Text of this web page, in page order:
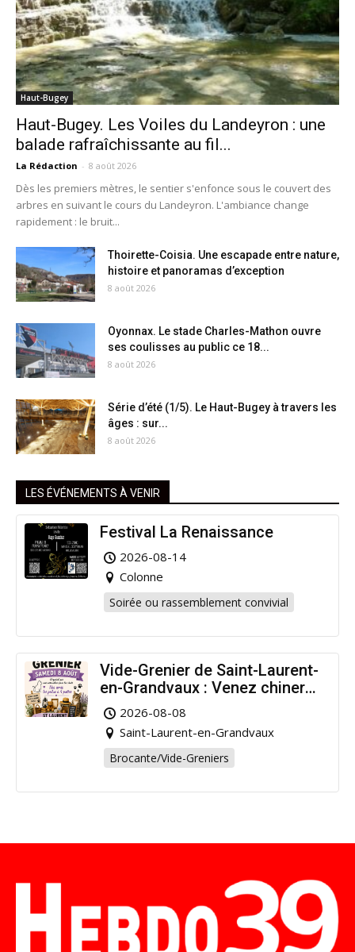
Haut-Bugey
Haut-Bugey. Les Voiles du Landeyron : une
balade rafraîchissante au fil...
La Rédaction - 8 août 2026
Dès les premiers mètres, le sentier s'enfonce sous le couvert des
arbres en suivant le cours du Landeyron. L'ambiance change
rapidement : le bruit...
Thoirette-Coisia. Une escapade entre nature,
histoire et panoramas d’exception
8 août 2026
Oyonnax. Le stade Charles-Mathon ouvre
ses coulisses au public ce 18...
8 août 2026
Série d’été (1/5). Le Haut-Bugey à travers les
âges : sur...
8 août 2026
LES ÉVÉNEMENTS À VENIR
Festival La Renaissance
2026-08-14
Colonne
Soirée ou rassemblement convivial
Vide-Grenier de Saint-Laurent-
en-Grandvaux : Venez chiner
pour la bonne cause !
2026-08-08
Saint-Laurent-en-Grandvaux
Brocante/Vide-Greniers